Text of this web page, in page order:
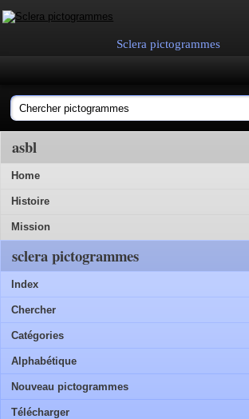
Sclera pictogrammes
asbl
Home
Histoire
Mission
sclera pictogrammes
Index
Chercher
Catégories
Alphabétique
Nouveau pictogrammes
Télécharger